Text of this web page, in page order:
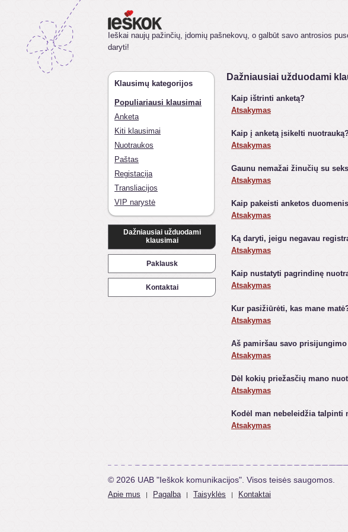
Ieškai naujų pažinčių, įdomių pašnekovų, o galbūt savo antrosios
daryti!
Klausimų kategorijos
Populiariausi klausimai
Anketa
Kiti klausimai
Nuotraukos
Paštas
Registacija
Transliacijos
VIP narystė
Dažniausiai užduodami
klausimai
Paklausk
Kontaktai
Dažniausiai užduodami
Kaip ištrinti anketą?
Atsakymas
Kaip į anketą įsikelti
Atsakymas
Gaunu nemažai žinučių su
Atsakymas
Kaip pakeisti anketos
Atsakymas
Ką daryti, jeigu negavau
Atsakymas
Kaip nustatyti pagrindinę
Atsakymas
Kur pasižiūrėti, kas mane
Atsakymas
Aš pamiršau savo
Atsakymas
Dėl kokių priežasčių mano
Atsakymas
Kodėl man nebeleidžia talpinti
Atsakymas
© 2026 UAB "Ieškok komunikacijos". Visos teisės saugomos.
Apie mus | Pagalba | Taisyklės | Kontaktai